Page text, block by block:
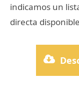
indicamos un
directa